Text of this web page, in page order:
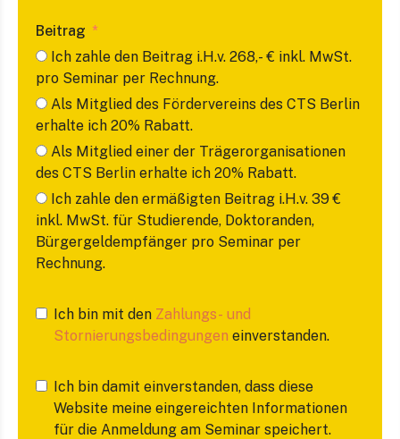
Beitrag
Ich zahle den Beitrag i.H.v. 268,- € inkl. MwSt.
pro Seminar per Rechnung.
Als Mitglied des Fördervereins des CTS Berlin
erhalte ich 20% Rabatt.
Als Mitglied einer der Trägerorganisationen
des CTS Berlin erhalte ich 20% Rabatt.
Ich zahle den ermäßigten Beitrag i.H.v. 39 €
inkl. MwSt. für Studierende, Doktoranden,
Bürgergeldempfänger pro Seminar per
Rechnung.
Ich bin mit den Zahlungs- und
Stornierungsbedingungen einverstanden.
Ich bin damit einverstanden, dass diese
Website meine eingereichten Informationen
für die Anmeldung am Seminar speichert.